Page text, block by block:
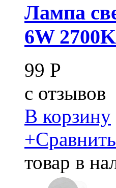
Лампа
6W
99 Р
c отзывов
В корзину
+Сравнить
товар в